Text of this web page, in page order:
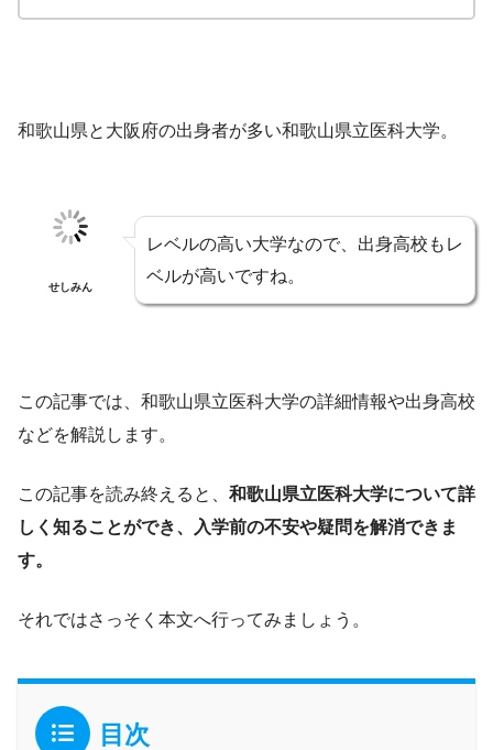
和歌山県と大阪府の出身者が多い和歌山県立医科大学。
せしみん
レベルの高い大学なので、出身高校もレ
ベルが高いですね。
この記事では、和歌山県立医科大学の詳細情報や出身高校
などを解説します。
この記事を読み終えると、 和歌山県立医科大学について詳
しく知ることができ、入学前の不安や疑問を解消できま
す。
それではさっそく本文へ行ってみましょう。
目次